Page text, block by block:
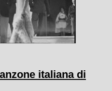
italiana di